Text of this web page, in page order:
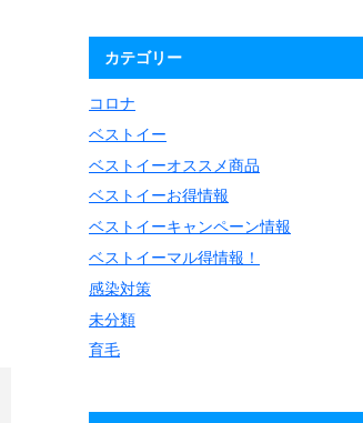
カテゴリー
コロナ
ベストイー
ベストイーオススメ商品
ベストイーお得情報
ベストイーキャンペーン情報
ベストイーマル得情報！
感染対策
未分類
育毛